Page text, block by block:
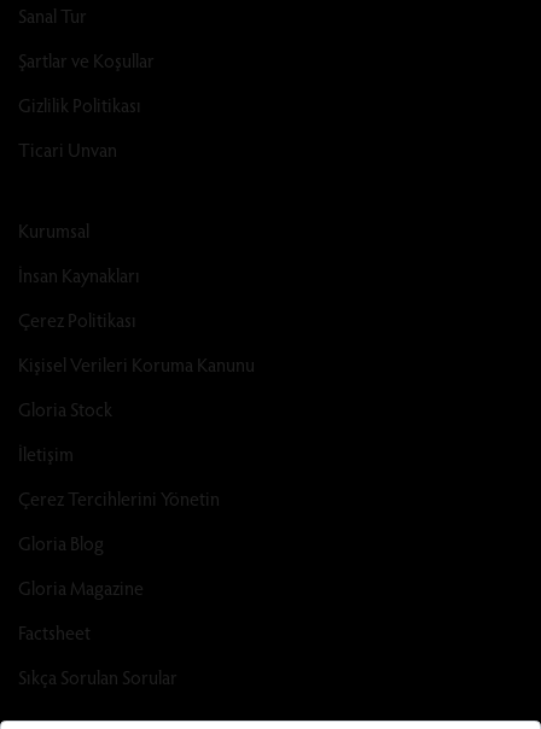
Sanal Tur
Şartlar ve Koşullar
Gizlilik Politikası
Ticari Unvan
Kurumsal
İnsan Kaynakları
Çerez Politikası
Kişisel Verileri Koruma Kanunu
Gloria Stock
İletişim
Çerez Tercihlerini Yönetin
Gloria Blog
Gloria Magazine
Factsheet
Sıkça Sorulan Sorular